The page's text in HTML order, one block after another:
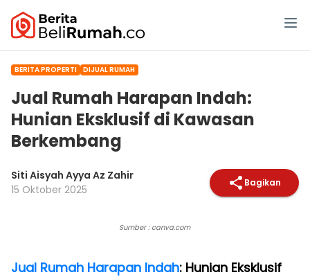
BERITA PROPERTI DIJUAL RUMAH
Jual Rumah Harapan Indah:
Hunian Eksklusif di Kawasan
Berkembang
Siti Aisyah Ayya Az Zahir
15 Oktober 2025
Bagikan
Sumber : canva.com
Jual Rumah Harapan Indah: Hunian Eksklusif